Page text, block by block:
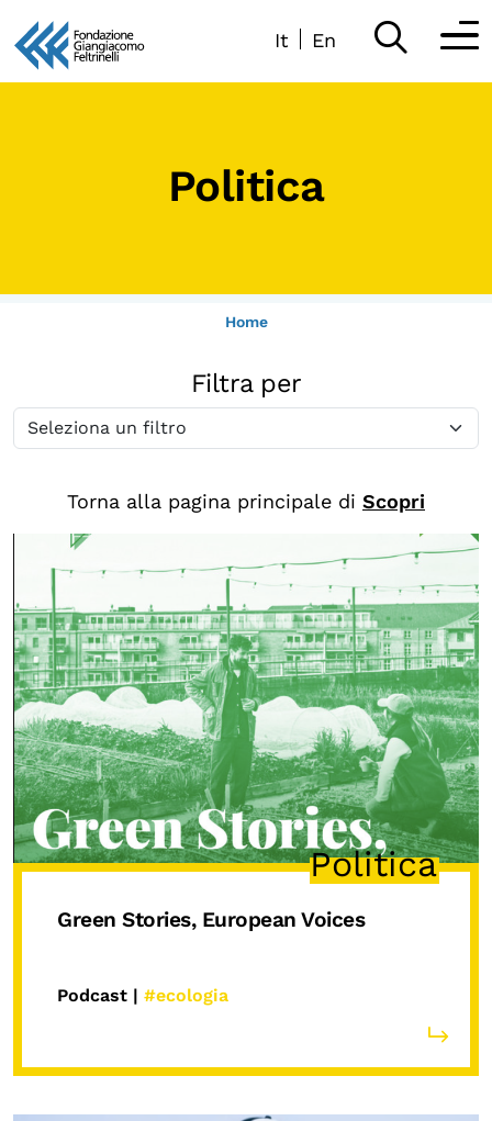
It En
Sostieni
Sala di Lettura
Chi siamo
Persone
Archivio
Archivi del presente
Biblioteca
Mostre digitali
I CONTENUTI
Osservatori di ricerca
Progetti Nazionali
Pubblicazioni
Calendario civile
Politica
Home
Filtra per
Torna alla pagina principale di Scopri
Politica
Green Stories, European Voices
Podcast | #ecologia